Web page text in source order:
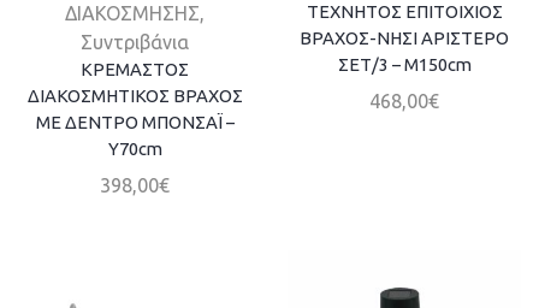
ΔΙΑΚΟΣΜΗΣΗΣ,
Συντριβάνια
ΚΡΕΜΑΣΤΟΣ
ΔΙΑΚΟΣΜΗΤΙΚΟΣ ΒΡΑΧΟΣ
ΜΕ ΔΕΝΤΡΟ ΜΠΟΝΣΑΪ –
Υ70cm
398,00€
ΤΕΧΝΗΤΟΣ ΕΠΙΤΟΙΧΙΟΣ
ΒΡΑΧΟΣ-ΝΗΣΙ ΑΡΙΣΤΕΡΟ
ΣΕΤ/3 – Μ150cm
468,00€